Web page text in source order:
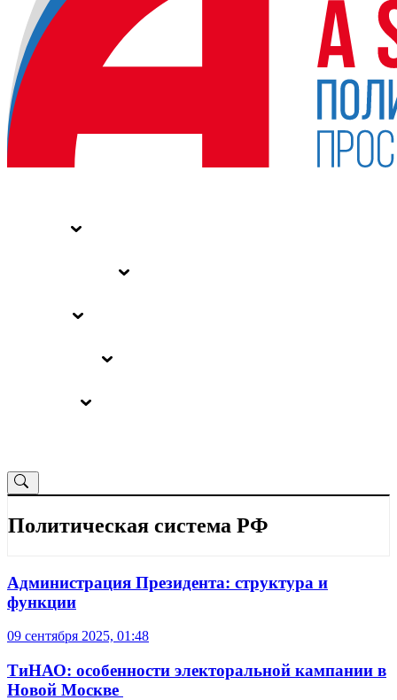
Политическая система РФ
Администрация Президента: структура и
функции
09 сентября 2025, 01:48
ТиНАО: особенности электоральной кампании в
Новой Москве ​